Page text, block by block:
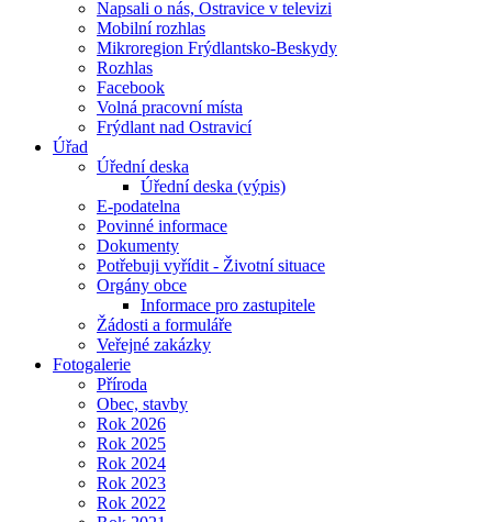
Napsali o nás, Ostravice v televizi
Mobilní rozhlas
Mikroregion Frýdlantsko-Beskydy
Rozhlas
Facebook
Volná pracovní místa
Frýdlant nad Ostravicí
Úřad
Úřední deska
Úřední deska (výpis)
E-podatelna
Povinné informace
Dokumenty
Potřebuji vyřídit - Životní situace
Orgány obce
Informace pro zastupitele
Žádosti a formuláře
Veřejné zakázky
Fotogalerie
Příroda
Obec, stavby
Rok 2026
Rok 2025
Rok 2024
Rok 2023
Rok 2022